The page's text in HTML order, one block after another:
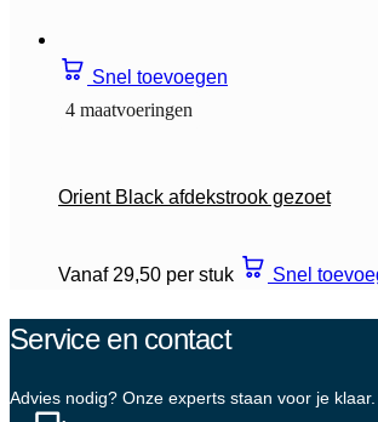
Snel toevoegen
4 maatvoeringen
Orient Black afdekstrook gezoet
Vanaf 29,50 per stuk Snel
Service en contact
Advies nodig? Onze experts staan voor je klaar.